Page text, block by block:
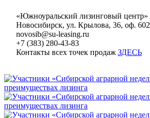
«Южноуральский лизинговый центр»
Новосибирск, ул. Крылова, 36, оф. 602
novosib@su-leasing.ru
+7 (383) 280-43-83
Контакты всех точек продаж ЗДЕСЬ